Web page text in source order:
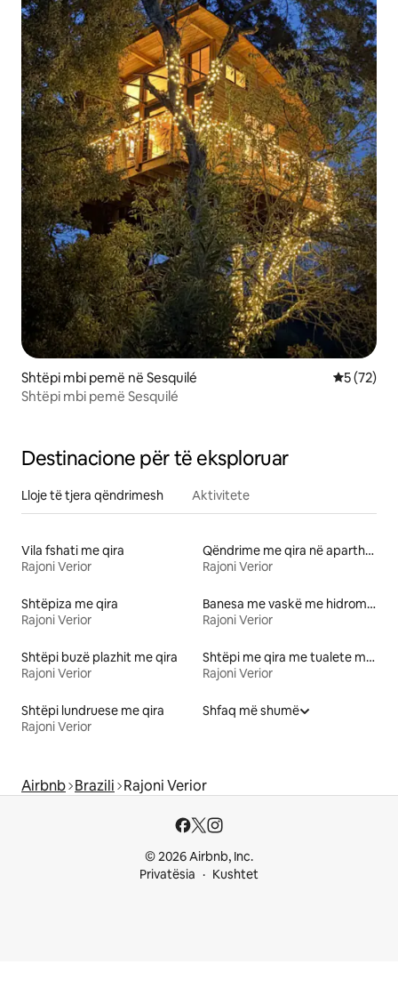
Shtëpi mbi pemë në Sesquilé Vlerësimi
5 (72)
Shtëpi mbi pemë Sesquilé
Destinacione për të eksploruar
Lloje të tjera qëndrimesh Aktivitete
Vila fshati me qira
Rajoni Verior
Qëndrime me qira në aparthotele
Rajoni Verior
Shtëpiza me qira
Rajoni Verior
Banesa me vaskë me hidromasazh me qira
Rajoni Verior
Shtëpi buzë plazhit me qira
Rajoni Verior
Shtëpi me qira me tualete me lartësi të përshtatshme
Rajoni Verior
Shtëpi lundruese me qira
Rajoni Verior
Shfaq më shumë
Airbnb Brazili Rajoni Verior
© 2026 Airbnb, Inc.
Privatësia
Kushtet